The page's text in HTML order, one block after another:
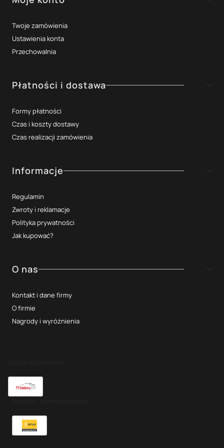
Twoje zamówienia
Ustawienia konta
Przechowalnia
Płatności i dostawa
Formy płatności
Czas i koszty dostawy
Czas realizacji zamówienia
Informacje
Regulamin
Zwroty i reklamacje
Polityka prywatności
Jak kupować?
O nas
Kontakt i dane firmy
O firmie
Nagrody i wyróżnienia